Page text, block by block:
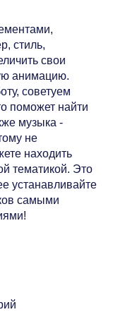
стиль,
свои
анимацию.
советуем
поможет найти
музыка -
не
находить
тематикой. Это
устанавливайте
самыми